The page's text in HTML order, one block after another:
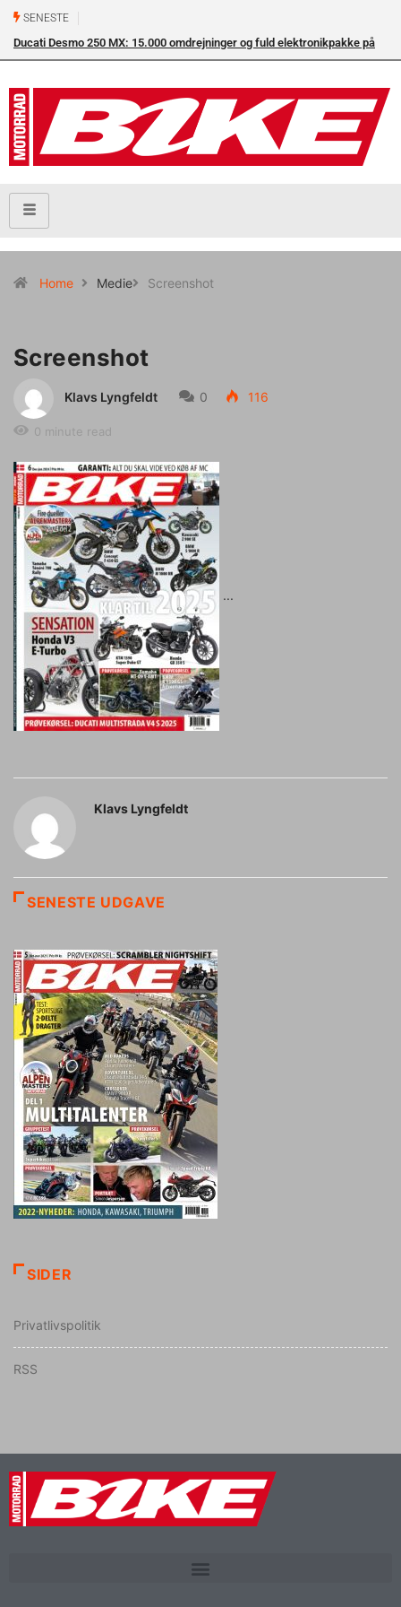
SENESTE
Ducati Desmo 250 MX: 15.000 omdrejninger og fuld elektronikpakke på
Home Medie Screenshot
Screenshot
Klavs Lyngfeldt 0 116
0 minute read
Klavs Lyngfeldt
SENESTE UDGAVE
SIDER
Privatlivspolitik
RSS